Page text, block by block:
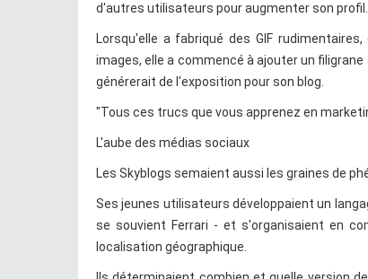
d'autres utilisateurs pour augmenter son profil.
Lorsqu'elle a fabriqué des GIF
images, elle a commencé à ajouter un
générerait de l'exposition pour son blog.
"Tous ces trucs que vous apprenez en
L'aube des médias sociaux
Les Skyblogs semaient aussi les graines de
Ses jeunes utilisateurs développaient un
se souvient Ferrari - et s'organisaient en
localisation géographique.